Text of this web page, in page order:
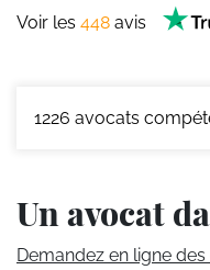
Voir les 448 avis
1226 avocats
Un avocat
Demandez en ligne des